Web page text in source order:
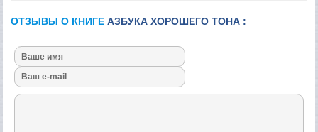
ОТЗЫВЫ О КНИГЕАЗБУКА ХОРОШЕГО ТОНА :